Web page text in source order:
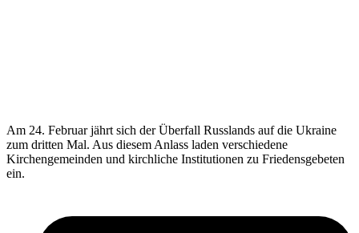
Am 24. Februar jährt sich der Überfall Russlands auf die Ukraine
zum dritten Mal. Aus diesem Anlass laden verschiedene
Kirchengemeinden und kirchliche Institutionen zu Friedensgebeten
ein.